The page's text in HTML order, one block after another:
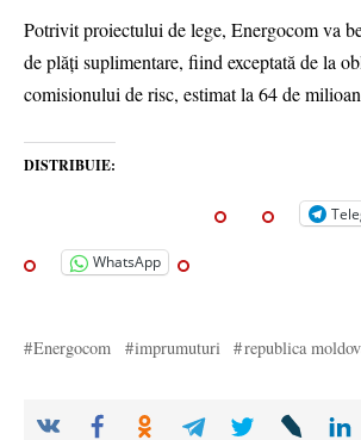
Potrivit proiectului de lege, Energocom va
de plăți suplimentare, fiind exceptată de la
comisionului de risc, estimat la 64 de
DISTRIBUIE:
WhatsApp
Energocom imprumuturi republica